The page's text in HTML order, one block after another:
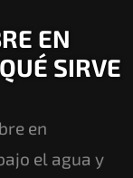
EN
SIRVE
en
el agua y